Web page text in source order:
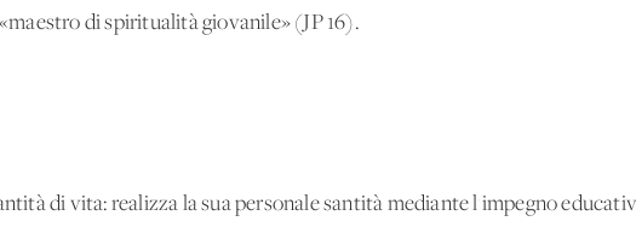
di spiritualità giovanile» (JP 16).
di vita: realizza la sua personale santità mediante l'impegno